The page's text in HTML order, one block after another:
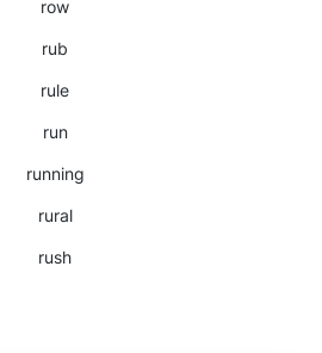
row
rub
rule
run
running
rural
rush